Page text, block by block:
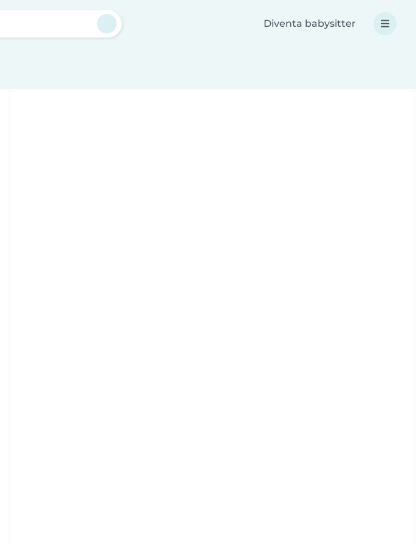
Diventa babysitter